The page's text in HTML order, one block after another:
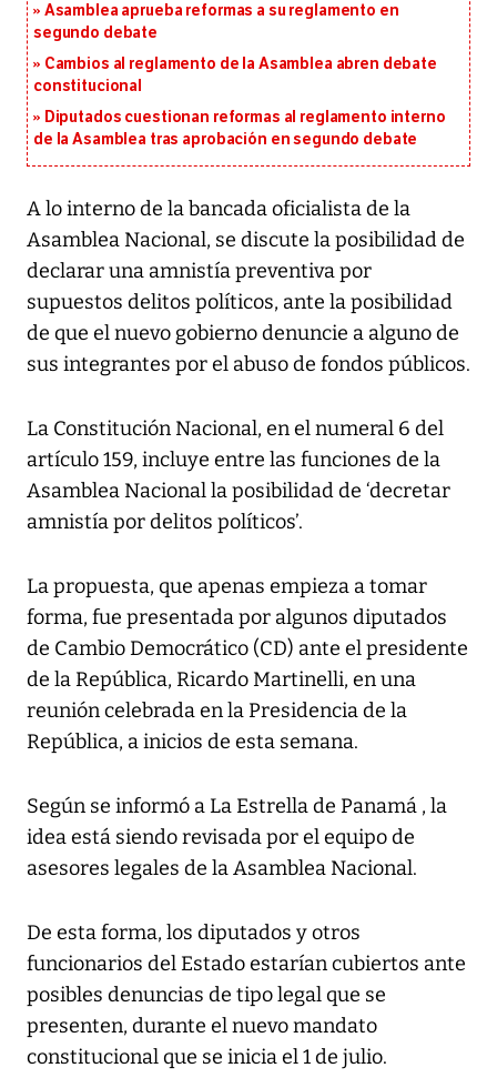
Asamblea aprueba reformas a su reglamento en
segundo debate
Cambios al reglamento de la Asamblea abren debate
constitucional
Diputados cuestionan reformas al reglamento interno
de la Asamblea tras aprobación en segundo debate
A lo interno de la bancada oficialista de la
Asamblea Nacional, se discute la posibilidad de
declarar una amnistía preventiva por
supuestos delitos políticos, ante la posibilidad
de que el nuevo gobierno denuncie a alguno de
sus integrantes por el abuso de fondos públicos.
La Constitución Nacional, en el numeral 6 del
artículo 159, incluye entre las funciones de la
Asamblea Nacional la posibilidad de ‘decretar
amnistía por delitos políticos’.
La propuesta, que apenas empieza a tomar
forma, fue presentada por algunos diputados
de Cambio Democrático (CD) ante el presidente
de la República, Ricardo Martinelli, en una
reunión celebrada en la Presidencia de la
República, a inicios de esta semana.
Según se informó a La Estrella de Panamá , la
idea está siendo revisada por el equipo de
asesores legales de la Asamblea Nacional.
De esta forma, los diputados y otros
funcionarios del Estado estarían cubiertos ante
posibles denuncias de tipo legal que se
presenten, durante el nuevo mandato
constitucional que se inicia el 1 de julio.